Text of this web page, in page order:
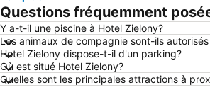
Questions fréquemment
Y a-t-il une piscine à Hotel Zielony?
Les animaux de compagnie sont-ils
Hotel Zielony dispose-t-il d'un parking?
Où est situé Hotel Zielony?
Quelles sont les principales attractions à